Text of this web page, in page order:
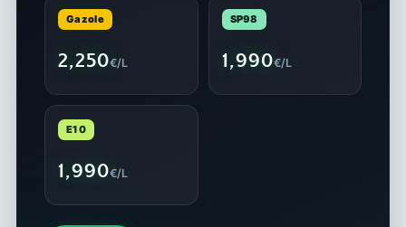
Gazole
2,250€/L
SP98
1,990€/L
E10
1,990€/L